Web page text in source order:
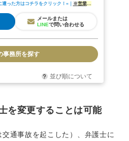
遭った方はコチラをクリック！«｜
※営業時
談は迅速に対応できない場合がございます
メールまたは
LINEで問い合わせる
事務所を探す
並び順について
を変更することは可能
通事故を起こした）、弁護士に